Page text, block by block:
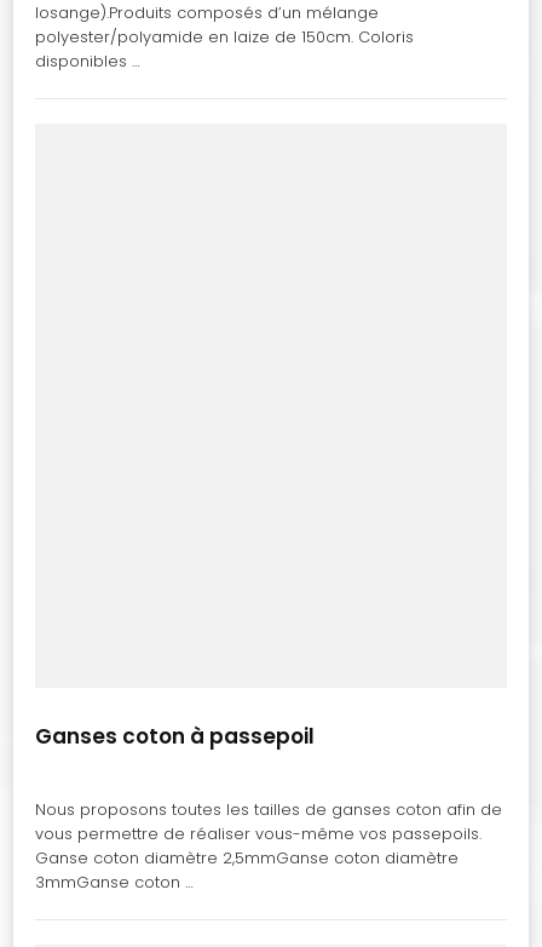
losange).Produits composés d’un mélange
polyester/polyamide en laize de 150cm. Coloris
disponibles …
Ganses coton à passepoil
Nous proposons toutes les tailles de ganses coton afin de
vous permettre de réaliser vous-même vos passepoils.
Ganse coton diamètre 2,5mmGanse coton diamètre
3mmGanse coton …